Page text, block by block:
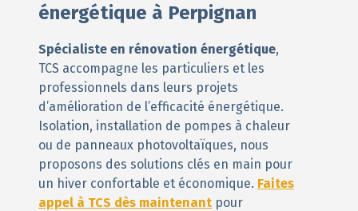
énergétique à Perpignan
Spécialiste en rénovation énergétique,
TCS accompagne les particuliers et les
professionnels dans leurs projets
d’amélioration de l’efficacité énergétique.
Isolation, installation de pompes à chaleur
ou de panneaux photovoltaïques, nous
proposons des solutions clés en main pour
un hiver confortable et économique. Faites
appel à TCS dès maintenant pour